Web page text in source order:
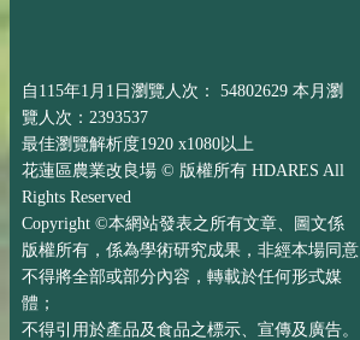
自115年1月1日瀏覽人次： 54802629 本月瀏
覽人次：2393537
最佳瀏覽解析度1920 x1080以上
花蓮區農業改良場 © 版權所有 HDARES All
Rights Reserved
Copyright ©本網站發表之所有文章、圖文係
版權所有，係為學術研究成果，非經本場同意
不得將全部或部分內容，轉載於任何形式媒
體；
不得引用於產品及食品之標示、宣傳及廣告。